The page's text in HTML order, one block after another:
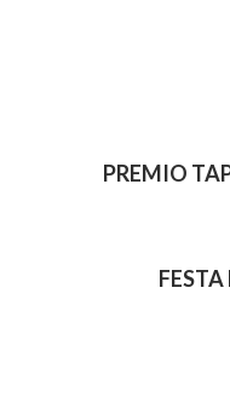
PREMIO